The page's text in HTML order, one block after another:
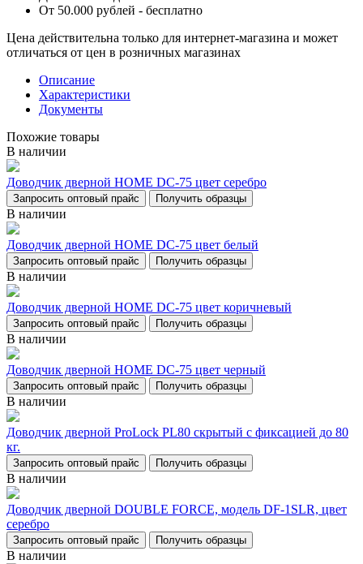
От 50.000 рублей - бесплатно
Цена действительна только для интернет-магазина и может
отличаться от цен в розничных магазинах
Описание
Характеристики
Документы
Похожие товары
В наличии
Доводчик дверной НОМЕ DC-75 цвет серебро
Запросить оптовый прайс Получить образцы
В наличии
Доводчик дверной НОМЕ DC-75 цвет белый
Запросить оптовый прайс Получить образцы
В наличии
Доводчик дверной НОМЕ DC-75 цвет коричневый
Запросить оптовый прайс Получить образцы
В наличии
Доводчик дверной НОМЕ DC-75 цвет черный
Запросить оптовый прайс Получить образцы
В наличии
Доводчик дверной ProLock PL80 скрытый с фиксацией до 80
кг.
Запросить оптовый прайс Получить образцы
В наличии
Доводчик дверной DOUBLE FORCE, модель DF-1SLR, цвет
серебро
Запросить оптовый прайс Получить образцы
В наличии